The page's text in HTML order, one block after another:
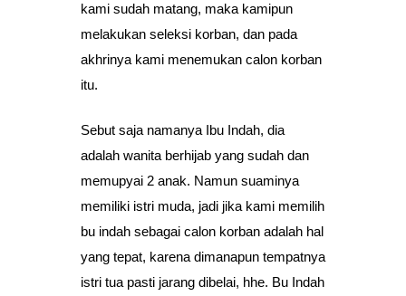
kami sudah matang, maka kamipun
melakukan seleksi korban, dan pada
akhrinya kami menemukan calon korban
itu.
Sebut saja namanya Ibu Indah, dia
adalah wanita berhijab yang sudah dan
memupyai 2 anak. Namun suaminya
memiliki istri muda, jadi jika kami memilih
bu indah sebagai calon korban adalah hal
yang tepat, karena dimanapun tempatnya
istri tua pasti jarang dibelai, hhe. Bu Indah